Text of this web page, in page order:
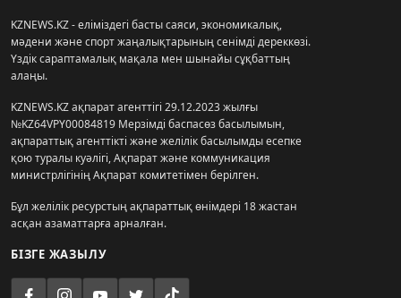
KZNEWS.KZ - еліміздегі басты саяси, экономикалық,
мәдени және спорт жаңалықтарының сенімді дереккөзі.
Үздік сараптамалық мақала мен шынайы сұқбаттың
алаңы.
KZNEWS.KZ ақпарат агенттігі 29.12.2023 жылғы
№KZ64VPY00084819 Мерзімді баспасөз басылымын,
ақпараттық агенттікті және желілік басылымды есепке
қою туралы куәлігі, Ақпарат және коммуникация
министрлігінің Ақпарат комитетімен берілген.
Бұл желілік ресурстың ақпараттық өнімдері 18 жастан
асқан азаматтарға арналған.
БІЗГЕ ЖАЗЫЛУ